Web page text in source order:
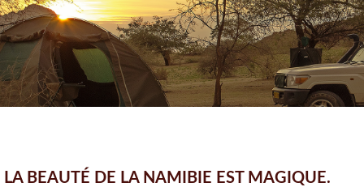
LA BEAUTÉ DE LA NAMIBIE EST MAGIQUE.